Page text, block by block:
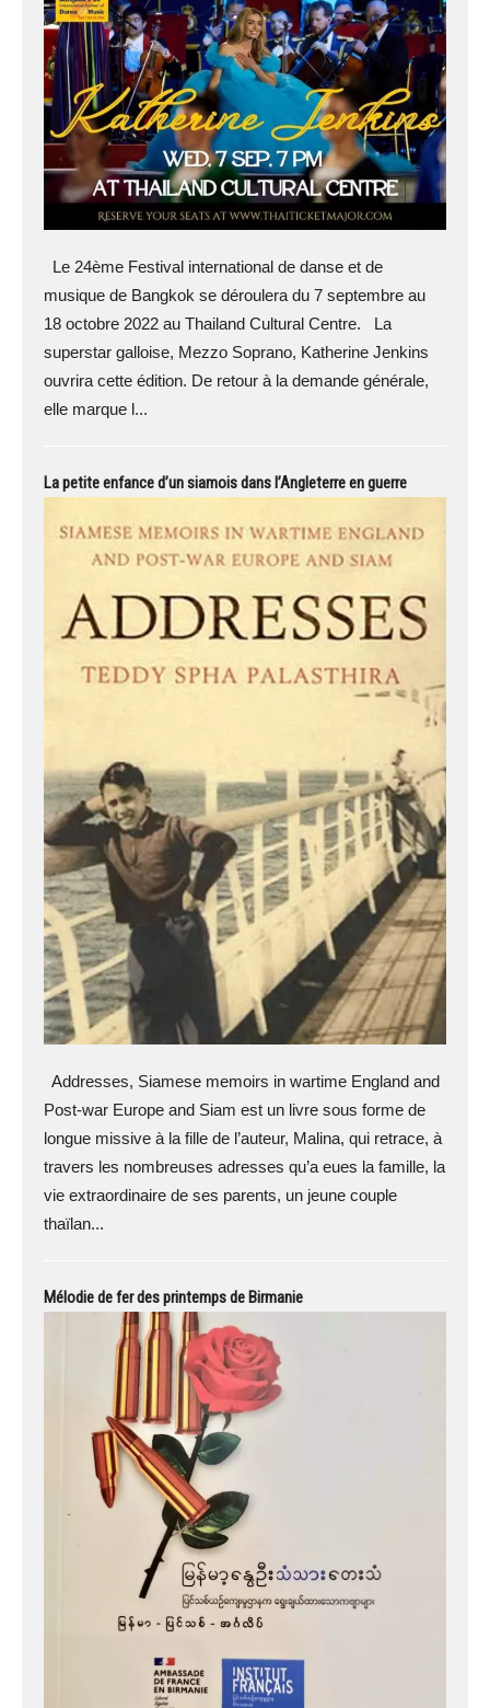
Le 24ème Festival international de danse et de
musique de Bangkok se déroulera du 7 septembre au
18 octobre 2022 au Thailand Cultural Centre. La
superstar galloise, Mezzo Soprano, Katherine Jenkins
ouvrira cette édition. De retour à la demande générale,
elle marque l...
La petite enfance d’un siamois dans l’Angleterre en guerre
Addresses, Siamese memoirs in wartime England and
Post-war Europe and Siam est un livre sous forme de
longue missive à la fille de l’auteur, Malina, qui retrace, à
travers les nombreuses adresses qu’a eues la famille, la
vie extraordinaire de ses parents, un jeune couple
thaïlan...
Mélodie de fer des printemps de Birmanie